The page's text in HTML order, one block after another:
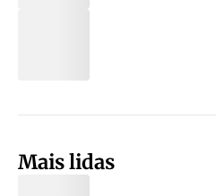
Mais lidas